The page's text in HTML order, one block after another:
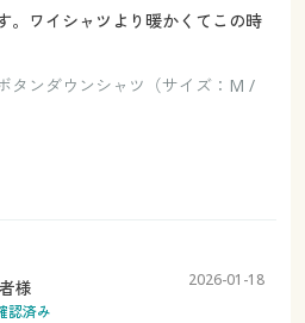
。ワイシャツより暖かくてこの時
タンダウンシャツ（サイズ：M /
様
認済み
2026-01-18